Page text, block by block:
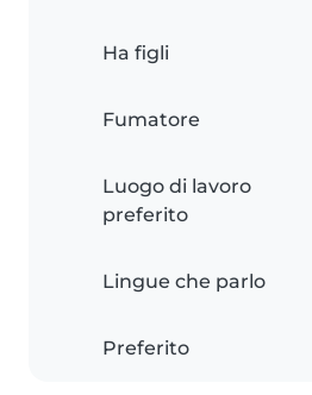
Ha figli
Fumatore
Luogo di lavoro
preferito
Lingue che parlo
Preferito